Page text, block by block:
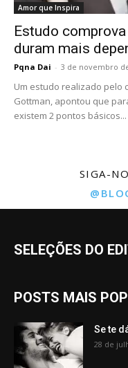
Amor que Inspira
Estudo
duram mais
Pqna Dai - 3 de novembro
Um estudo realizado pelo
Gottman, apontou que
existem 2 pontos básicos...
SIGA-
SELEÇÕES DO
POSTS MAIS
Se te
28 de